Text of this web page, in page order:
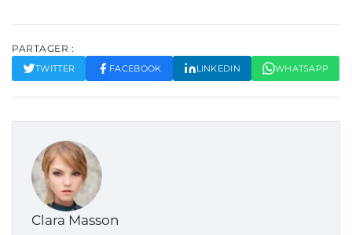
PARTAGER :
TWITTER FACEBOOK LINKEDIN WHATSAPP
Clara Masson